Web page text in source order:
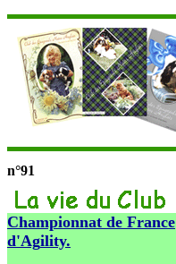
n°91
Championnat de France
d'Agility.